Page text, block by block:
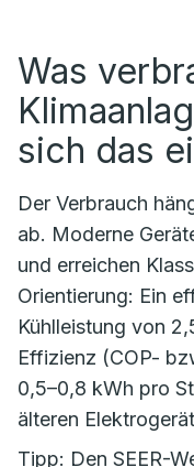
Was
sich das
Der Verbrauch
ab. Moderne
und erreichen
Orientierung: Ein
Kühlleistung von
Effizienz (COP-
0,5–0,8 kWh pro
älteren
Tipp: Den SEER-